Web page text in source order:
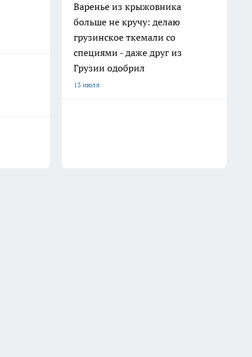
Варенье из крыжовника
больше не кручу: делаю
грузинское ткемали со
специями - даже друг из
Грузии одобрил
13 июля